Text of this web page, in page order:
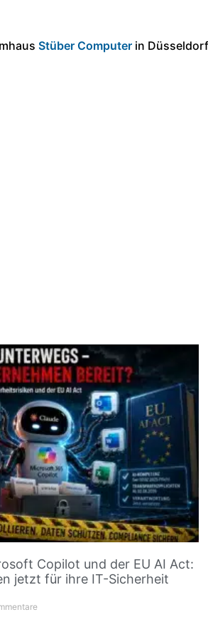
Stüber Computer in
Copilot und der EU AI Act:
jetzt für ihre IT-Sicherheit